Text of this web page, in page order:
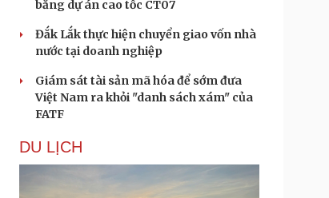
bằng dự án cao tốc CT07
Đắk Lắk thực hiện chuyển giao vốn nhà
nước tại doanh nghiệp
Giám sát tài sản mã hóa để sớm đưa
Việt Nam ra khỏi "danh sách xám" của
FATF
DU LỊCH